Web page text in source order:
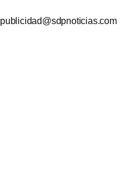
publicidad@sdpnoticias.com